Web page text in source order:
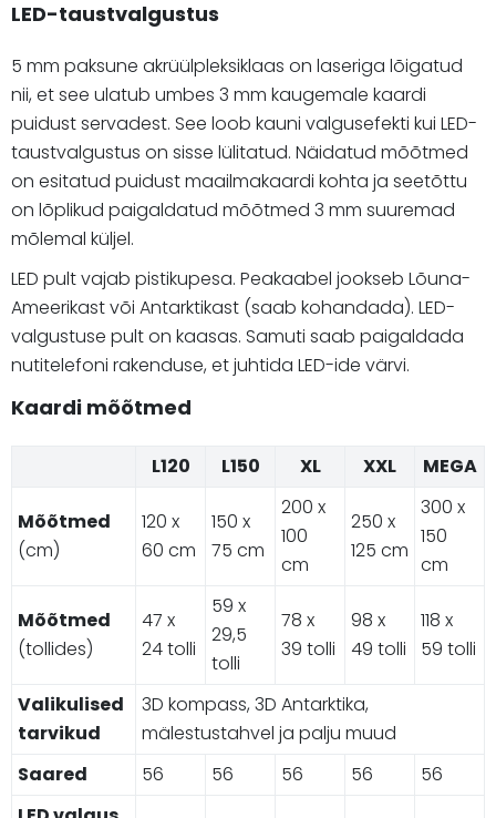
LED-taustvalgustus
5 mm paksune akrüülpleksiklaas on laseriga lõigatud
nii, et see ulatub umbes 3 mm kaugemale kaardi
puidust servadest. See loob kauni valgusefekti kui LED-
taustvalgustus on sisse lülitatud. Näidatud mõõtmed
on esitatud puidust maailmakaardi kohta ja seetõttu
on lõplikud paigaldatud mõõtmed 3 mm suuremad
mõlemal küljel.
LED pult vajab pistikupesa. Peakaabel jookseb Lõuna-
Ameerikast või Antarktikast (saab kohandada). LED-
valgustuse pult on kaasas. Samuti saab paigaldada
nutitelefoni rakenduse, et juhtida LED-ide värvi.
Kaardi mõõtmed
L120 L150 XL XXL MEGA
Mõõtmed
(cm)
120 x
60 cm
150 x
75 cm
200 x
100
cm
250 x
125 cm
300 x
150
cm
Mõõtmed
(tollides)
47 x
24 tolli
59 x
29,5
tolli
78 x
39 tolli
98 x
49 tolli
118 x
59 tolli
Valikulised
tarvikud
3D kompass, 3D Antarktika,
mälestustahvel ja palju muud
Saared
56 56 56 56
56